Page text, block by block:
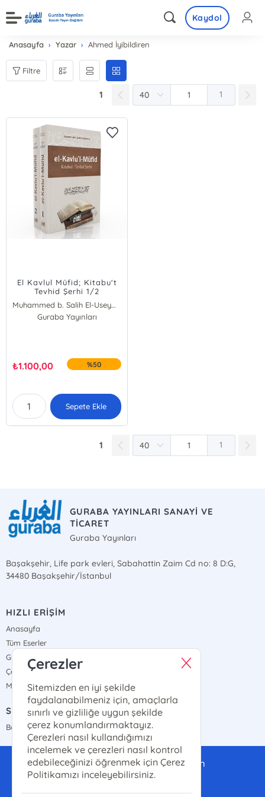
Kaydol
Anasayfa Yazar Ahmed İyibildiren
Filtre
1 1
El Kavlul Müfid; Kitabu't
Tevhid Şerhi 1/2
Muhammed b. Salih El-Useymîn
Guraba Yayınları
₺1.100,00 %50
Sepete Ekle
1 1
GURABA YAYINLARI SANAYİ VE
TİCARET
Guraba Yayınları
Başakşehir, Life park evleri, Sabahattin Zaim Cd no: 8 D:G,
34480 Başakşehir/İstanbul
HIZLI ERİŞİM
Anasayfa
Tüm Eserler
Gizlilik Sözleşmesi
Çerez Politikası
Mesafeli Satış Sözleşmesi
SATIŞ NOKTALARIMIZ
Bayi Haritamız
gurabayayinlari@gmail.com
0(507)-286-14-14
Çerezler
Sitemizden en iyi şekilde
faydalanabilmeniz için, amaçlarla
sınırlı ve gizliliğe uygun şekilde
çerez konumlandırmaktayız.
Çerezleri nasıl kullandığımızı
incelemek ve çerezleri nasıl kontrol
edebileceğinizi öğrenmek için Çerez
Politikamızı inceleyebilirsiniz.